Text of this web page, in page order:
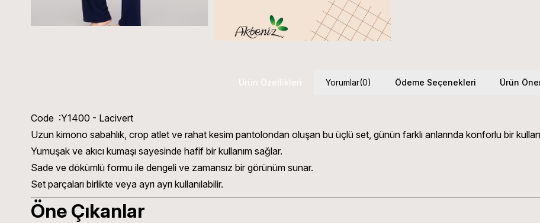
Ürün Özellikleri Yorumlar(0) Ödeme Seçenekleri Ürün
Code :Y1400 - Lacivert
Uzun kimono sabahlık, crop atlet ve rahat kesim pantolondan oluşan bu üçlü set, günün farklı anlarında konforlu bir
Yumuşak ve akıcı kumaşı sayesinde hafif bir kullanım sağlar.
Sade ve dökümlü formu ile dengeli ve zamansız bir görünüm sunar.
Set parçaları birlikte veya ayrı ayrı kullanılabilir.
Öne Çıkanlar